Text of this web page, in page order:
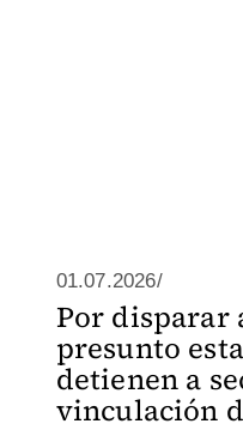
01.07.2026/
Por disparar
presunto
detienen a
vinculación